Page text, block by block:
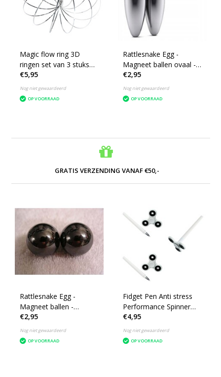
Magic flow ring 3D
ringen set van 3 stuks
13cm
€5,95
Nog niet gewaardeerd
OP VOORRAAD
Rattlesnake Egg -
Magneet ballen ovaal -
Magneten - Fidget
€2,95
Nog niet gewaardeerd
OP VOORRAAD
GRATIS VERZENDING VANAF €50,-
Rattlesnake Egg -
Magneet ballen -
Magneten - Fidget
€2,95
Nog niet gewaardeerd
OP VOORRAAD
Fidget Pen Anti stress
Performance Spinner
set 3 stuks ‒ 2 in 1 Rage
2021 Wit
€4,95
Nog niet gewaardeerd
OP VOORRAAD